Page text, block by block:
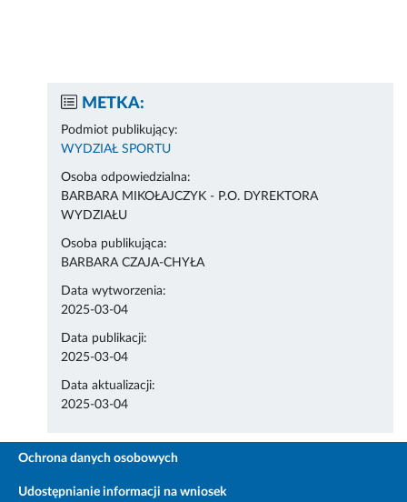
METKA:
Podmiot publikujący:
WYDZIAŁ SPORTU
Osoba odpowiedzialna:
BARBARA MIKOŁAJCZYK - P.O. DYREKTORA
WYDZIAŁU
Osoba publikująca:
BARBARA CZAJA-CHYŁA
Data wytworzenia:
2025-03-04
Data publikacji:
2025-03-04
Data aktualizacji:
2025-03-04
Ochrona danych osobowych
Udostępnianie informacji na wniosek